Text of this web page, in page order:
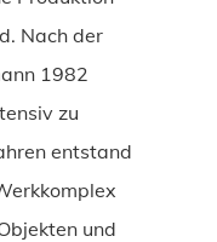
Nach der
1982
zu
entstand
und